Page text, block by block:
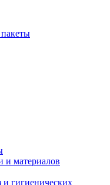
и материалов
гигиенических